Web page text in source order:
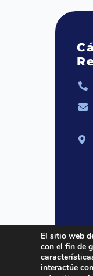
El sitio web
con el fin de
interactúe